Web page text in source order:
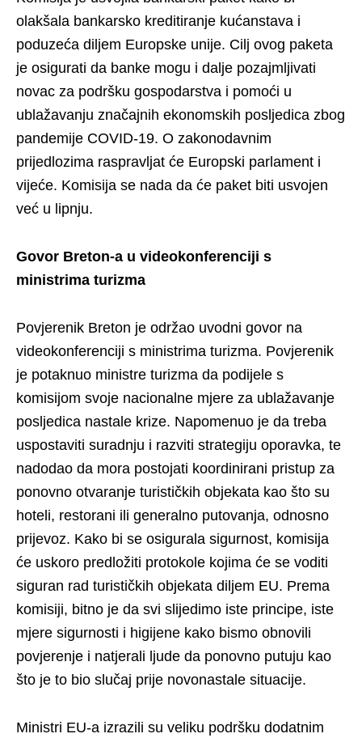
olakšala bankarsko kreditiranje kućanstava i
poduzeća diljem Europske unije. Cilj ovog paketa
je osigurati da banke mogu i dalje pozajmljivati
novac za podršku gospodarstva i pomoći u
ublažavanju značajnih ekonomskih posljedica zbog
pandemije COVID-19. O zakonodavnim
prijedlozima raspravljat će Europski parlament i
vijeće. Komisija se nada da će paket biti usvojen
već u lipnju.
Govor Breton-a u videokonferenciji s
ministrima turizma
Povjerenik Breton je održao uvodni govor na
videokonferenciji s ministrima turizma. Povjerenik
je potaknuo ministre turizma da podijele s
komisijom svoje nacionalne mjere za ublažavanje
posljedica nastale krize. Napomenuo je da treba
uspostaviti suradnju i razviti strategiju oporavka, te
nadodao da mora postojati koordinirani pristup za
ponovno otvaranje turističkih objekata kao što su
hoteli, restorani ili generalno putovanja, odnosno
prijevoz. Kako bi se osigurala sigurnost, komisija
će uskoro predložiti protokole kojima će se voditi
siguran rad turističkih objekata diljem EU. Prema
komisiji, bitno je da svi slijedimo iste principe, iste
mjere sigurnosti i higijene kako bismo obnovili
povjerenje i natjerali ljude da ponovno putuju kao
što je to bio slučaj prije novonastale situacije.
Ministri EU-a izrazili su veliku podršku dodatnim